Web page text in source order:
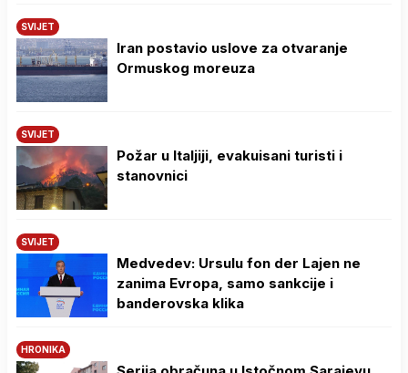
SVIJET
Iran postavio uslove za otvaranje
Ormuskog moreuza
SVIJET
Požar u Italjiji, evakuisani turisti i
stanovnici
SVIJET
Medvedev: Ursulu fon der Lajen ne
zanima Evropa, samo sankcije i
banderovska klika
HRONIKA